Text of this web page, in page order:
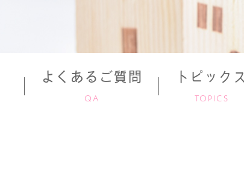
よくあるご質問
QA
トピックス
TOPICS